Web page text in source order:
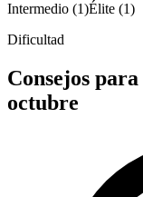
Intermedio (1)Élite (1)
Dificultad
Consejos
octubre